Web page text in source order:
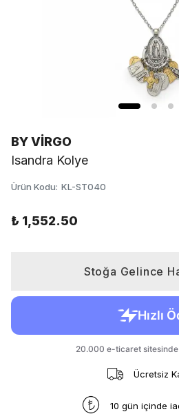
BY VİRGO
Isandra Kolye
Ürün Kodu: KL-ST040
₺ 1,552.50
Stoğa Gelince
Ücretsiz
10 gün içinde